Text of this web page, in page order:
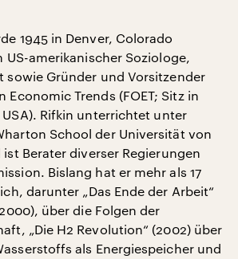
1945 in Denver, Colorado
US-amerikanischer Soziologe,
sowie Gründer und Vorsitzender
Economic Trends (FOET; Sitz in
Rifkin unterrichtet unter
School der Universität von
Berater diverser Regierungen
Bislang hat er mehr als 17
darunter „Das Ende der Arbeit“
über die Folgen der
„Die H2 Revolution“ (2002) über
als Energiespeicher und